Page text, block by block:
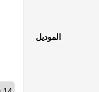
الموديل